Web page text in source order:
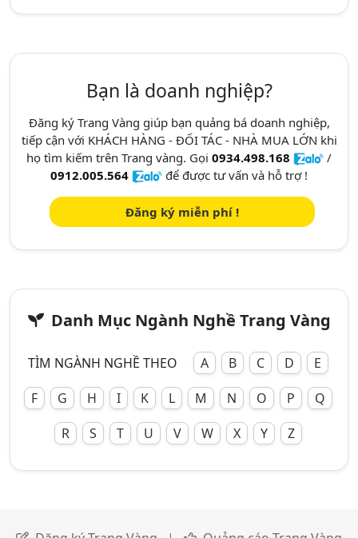
Bạn là doanh nghiệp?
Đăng ký Trang Vàng giúp bạn quảng bá doanh nghiệp,
tiếp cận với KHÁCH HÀNG - ĐỐI TÁC - NHÀ MUA LỚN khi
họ tìm kiếm trên Trang vàng. Gọi 0934.498.168
/
0912.005.564
để được tư vấn và hỗ trợ !
Đăng ký miễn phí !
Danh Mục Ngành Nghề Trang Vàng
TÌM NGÀNH NGHỀ THEO A B C D
E
F
G H I K L M N O P
Q
R
S T U V W X Y Z